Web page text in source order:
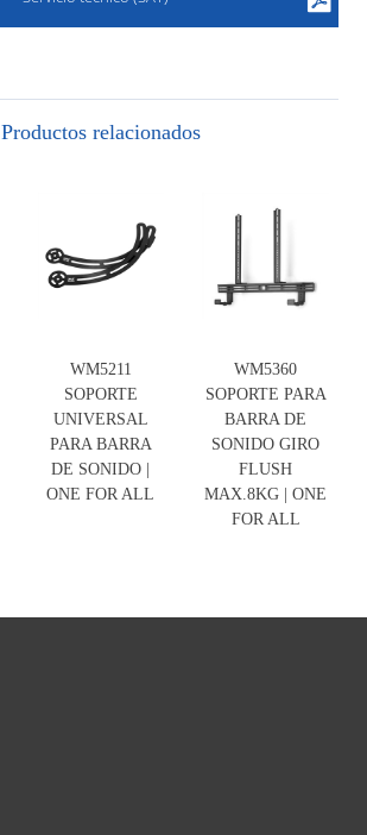
Productos relacionados
WM5211
SOPORTE
UNIVERSAL
PARA BARRA
DE SONIDO |
ONE FOR ALL
WM5360
SOPORTE PARA
BARRA DE
SONIDO GIRO
FLUSH
MAX.8KG | ONE
FOR ALL